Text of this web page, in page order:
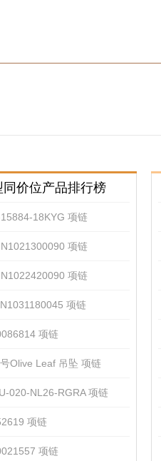
同价位产品排行榜
18KYG 项链
项链
项链
项链
项链
Olive Leaf 吊坠 项链
020-NL26-RGRA 项链
项链
项链